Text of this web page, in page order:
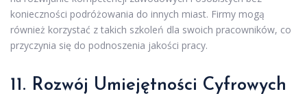
konieczności podróżowania do innych miast. Firmy mogą
również korzystać z takich szkoleń dla swoich pracowników, co
przyczynia się do podnoszenia jakości pracy.
11. Rozwój Umiejętności Cyfrowych